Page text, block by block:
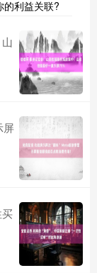
的利益关联?
屏